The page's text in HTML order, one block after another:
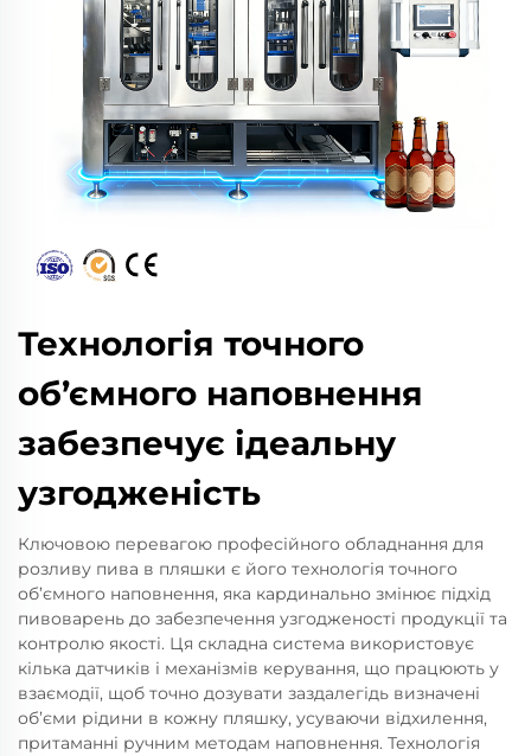
Технологія точного
об’ємного наповнення
забезпечує ідеальну
узгодженість
Ключовою перевагою професійного обладнання для
розливу пива в пляшки є його технологія точного
об’ємного наповнення, яка кардинально змінює підхід
пивоварень до забезпечення узгодженості продукції та
контролю якості. Ця складна система використовує
кілька датчиків і механізмів керування, що працюють у
взаємодії, щоб точно дозувати заздалегідь визначені
об’єми рідини в кожну пляшку, усуваючи відхилення,
притаманні ручним методам наповнення. Технологія